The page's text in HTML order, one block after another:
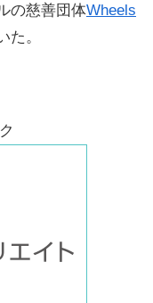
の慈善団体Wheels
た。